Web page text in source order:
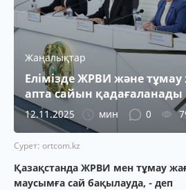
Жаңалықтар
Елімізде ЖРВИ және
апта сайын қадағаланады
12.11.2025 мин 0
Сурет: ortcom.kz
Қазақстанда ЖРВИ мен тұмау
маусымға сай бақылауда, - деп